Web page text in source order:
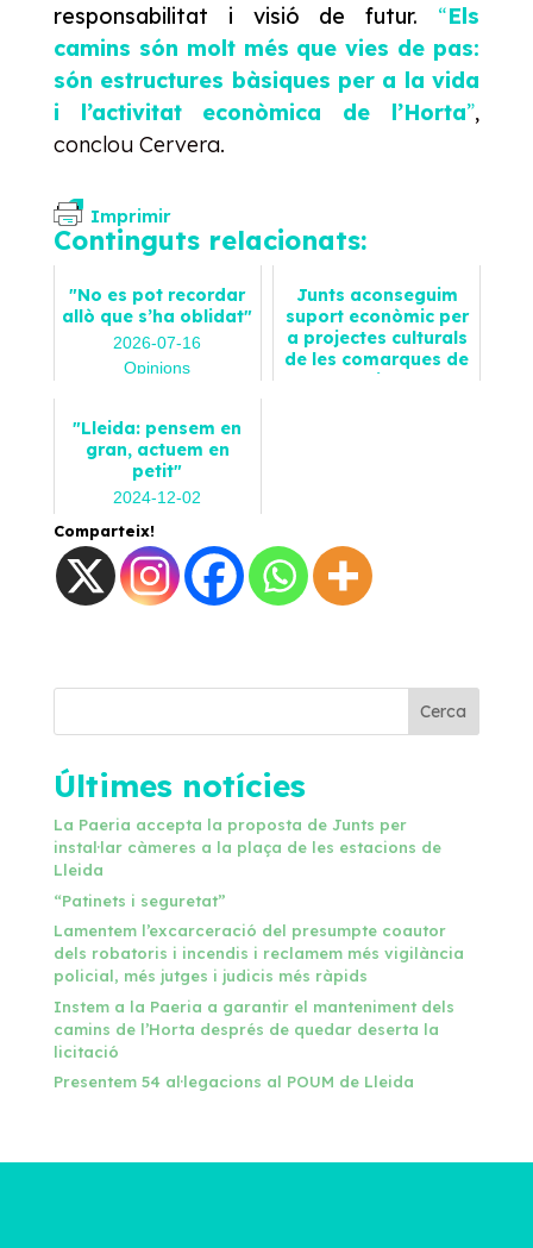
responsabilitat i visió de futur. “Els
camins són molt més que vies de pas:
són estructures bàsiques per a la vida
i l’activitat econòmica de l’Horta”,
conclou Cervera.
Imprimir
Continguts relacionats:
"No es pot recordar
allò que s’ha oblidat"
2026-07-16
Opinions
Junts aconseguim
suport econòmic per
a projectes culturals
de les comarques de
Lleida
"Lleida: pensem en
gran, actuem en
petit"
2024-12-02
Opinions
Comparteix!
Cerca
Últimes notícies
La Paeria accepta la proposta de Junts per
instal·lar càmeres a la plaça de les estacions de
Lleida
“Patinets i seguretat”
Lamentem l’excarceració del presumpte coautor
dels robatoris i incendis i reclamem més vigilància
policial, més jutges i judicis més ràpids
Instem a la Paeria a garantir el manteniment dels
camins de l’Horta després de quedar deserta la
licitació
Presentem 54 al·legacions al POUM de Lleida